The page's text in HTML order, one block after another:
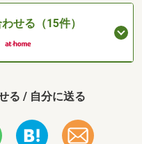
せる（15件）
る / 自分に送る